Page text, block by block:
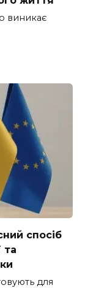
виникає
спосіб
та
для